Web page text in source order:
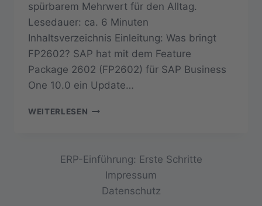
spürbarem Mehrwert für den Alltag.
Lesedauer: ca. 6 Minuten
Inhaltsverzeichnis Einleitung: Was bringt
FP2602? SAP hat mit dem Feature
Package 2602 (FP2602) für SAP Business
One 10.0 ein Update…
WEITERLESEN SAP
FP2602:
PROCESS
WEB-
ERP-Einführung: Erste Schritte
Impressum
Datenschutz